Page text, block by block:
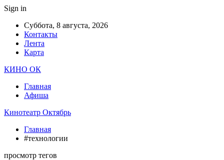
Sign in
Суббота, 8 августа, 2026
Контакты
Лента
Карта
КИНО ОК
Главная
Афиша
Кинотеатр Октябрь
Главная
#технологии
просмотр тегов